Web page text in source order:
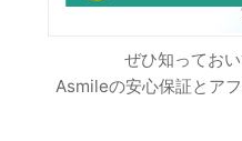
ぜひ知っておい
Asmileの安心保証とア